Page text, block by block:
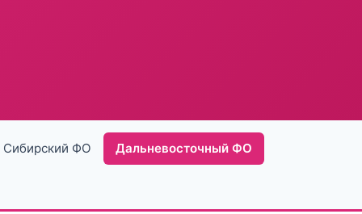
Сибирский ФО Дальневосточный ФО